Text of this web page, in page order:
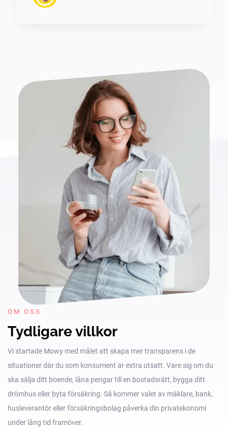
OM OSS
Tydligare villkor
Vi startade Mowy med målet att skapa mer transparens i de
situationer där du som konsument är extra utsatt. Vare sig om du
ska sälja ditt boende, låna pengar till en bostadsrätt, bygga ditt
drömhus eller byta försäkring. Så kommer valet av mäklare, bank,
husleverantör eller försäkringsbolag påverka din privatekonomi
under lång tid framöver.